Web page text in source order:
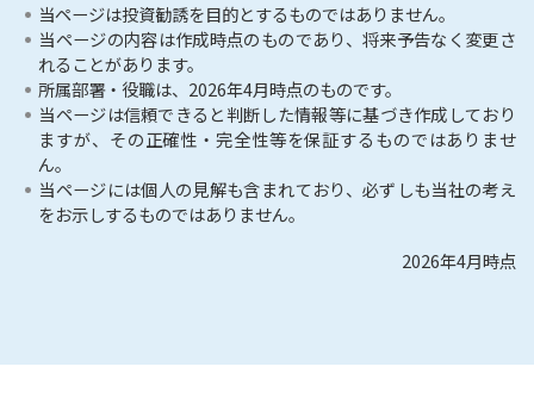
当ページは投資勧誘を目的とするものではありません。
当ページの内容は作成時点のものであり、将来予告なく変更さ
れることがあります。
所属部署・役職は、2026年4月時点のものです。
当ページは信頼できると判断した情報等に基づき作成しており
ますが、その正確性・完全性等を保証するものではありませ
ん。
当ページには個人の見解も含まれており、必ずしも当社の考え
をお示しするものではありません。
2026年4月時点